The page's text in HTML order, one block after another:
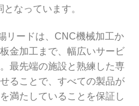
なっています。
リードは、CNC機械加工か
金加工まで、幅広いサービ
最先端の施設と熟練した専
ることで、すべての製品が
満たしていることを保証し